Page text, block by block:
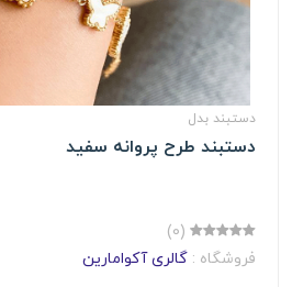
دستبند بدل
دستبند طرح پروانه سفید
(0)
فروشگاه : گالری آکوامارین